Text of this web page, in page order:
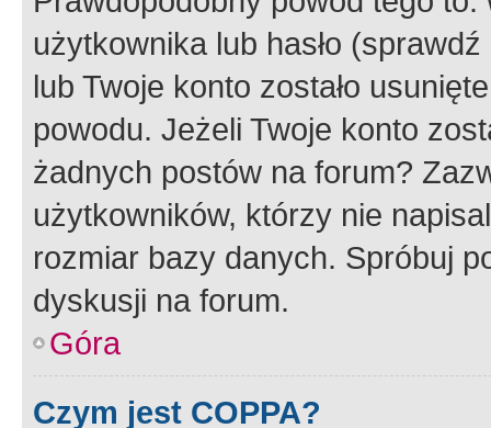
użytkownika lub hasło
lub Twoje konto zostało
powodu. Jeżeli Twoje konto
żadnych postów na forum?
użytkowników, którzy nie
rozmiar bazy danych. Spróbuj
dyskusji na forum.
Góra
Czym jest COPPA?